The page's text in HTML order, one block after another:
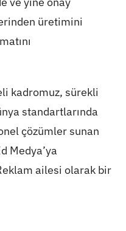
üretimini
kadromuz, sürekli
standartlarında
çözümler sunan
Medya’ya
ailesi olarak bir